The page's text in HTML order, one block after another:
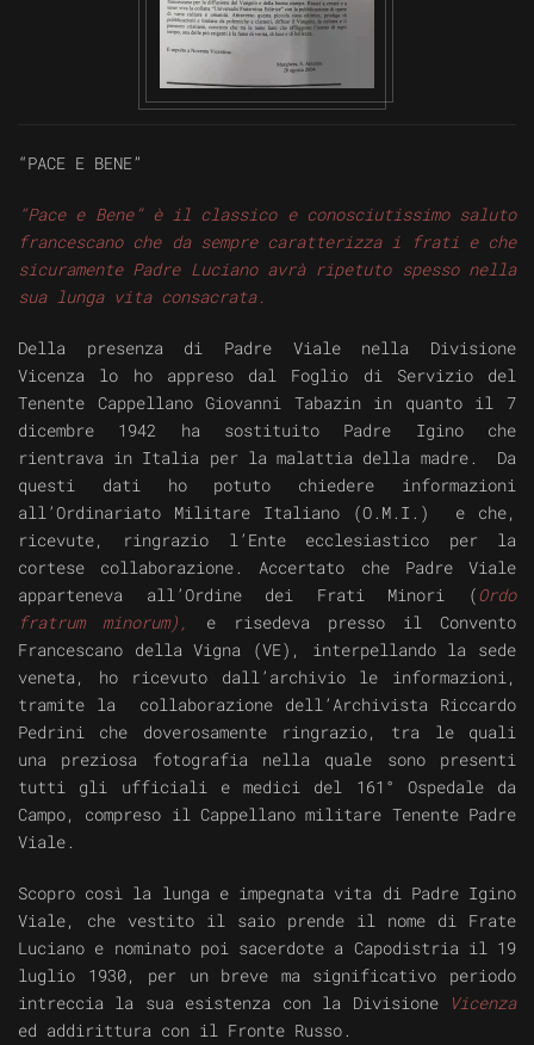
VISUALIZZA
“PACE E BENE”
“Pace e Bene” è il classico e conosciutissimo saluto
francescano che da sempre caratterizza i frati e che
sicuramente Padre Luciano avrà ripetuto spesso nella
sua lunga vita consacrata.
Della presenza di Padre Viale nella Divisione
Vicenza lo ho appreso dal Foglio di Servizio del
Tenente Cappellano Giovanni Tabazin in quanto il 7
dicembre 1942 ha sostituito Padre Igino che
rientrava in Italia per la malattia della madre. Da
questi dati ho potuto chiedere informazioni
all’Ordinariato Militare Italiano (O.M.I.) e che,
ricevute, ringrazio l’Ente ecclesiastico per la
cortese collaborazione. Accertato che Padre Viale
apparteneva all’Ordine dei Frati Minori (Ordo
fratrum minorum), e risedeva presso il Convento
Francescano della Vigna (VE), interpellando la sede
veneta, ho ricevuto dall’archivio le informazioni,
tramite la collaborazione dell’Archivista Riccardo
Pedrini che doverosamente ringrazio, tra le quali
una preziosa fotografia nella quale sono presenti
tutti gli ufficiali e medici del 161° Ospedale da
Campo, compreso il Cappellano militare Tenente Padre
Viale.
Scopro così la lunga e impegnata vita di Padre Igino
Viale, che vestito il saio prende il nome di Frate
Luciano e nominato poi sacerdote a Capodistria il 19
luglio 1930, per un breve ma significativo periodo
intreccia la sua esistenza con la Divisione
Vicenza
ed addirittura con il Fronte Russo.